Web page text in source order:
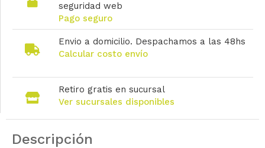
seguridad web
Pago seguro
Envio a domicilio. Despachamos a las 48hs
Calcular costo envío
Retiro gratis en sucursal
Ver sucursales disponibles
Descripción